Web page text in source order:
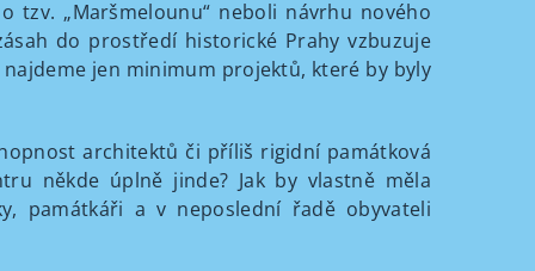
„Maršmelounu“ neboli návrhu nového
do prostředí historické Prahy vzbuzuje
jen minimum projektů, které by byly
architektů či příliš rigidní památková
někde úplně jinde? Jak by vlastně měla
památkáři a v neposlední řadě obyvateli